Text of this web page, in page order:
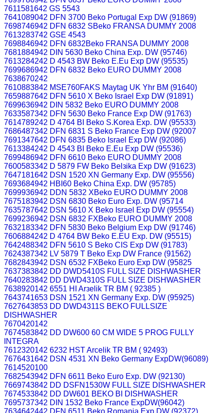
7611581642 GS 5543
7641089042 DFN 3700 Beko Portugal Exp DW (91869)
7698746942 DFN 6832 SBeko FRANSA DUMMY 2008
7613283742 GSE 4543
7698846942 DFN 6832Beko FRANSA DUMMY 2008
7681884942 DIN 5630 Beko China Exp. DW (95746)
7613284242 D 4543 BW Beko E.Eu Exp DW (95535)
7699686942 DFN 6832 Beko EURO DUMMY 2008
7638670242
7610883842 MSE760FAKS Maytag UK Yhr BM (91640)
7659887642 DFN 5610 X Beko Israel Exp DW (91891)
7699636942 DIN 5832 Beko EURO DUMMY 2008
7633587342 DFN 5630 Beko France Exp DW (91763)
7614789242 D 4764 BI Beko S.Korea Exp. DW (95533)
7686487342 DFN 6831 S Beko France Exp DW (92007
7691347642 DFN 6835 Beko Israel Exp DW (92086)
7613384242 D 4543 BI Beko E.Eu Exp DW (95536)
7699486942 DFN 6610 Beko EURO DUMMY 2008
7600583342 D 5879 FW Beko Belзika Exp DW (91623)
7647181642 DSN 1520 XN Germany Exp. DW (95556)
7693684942 HBI60 Beko China Exp. DW (95785)
7699936942 DDN 5832 XBeko EURO DUMMY 2008
7675183942 DSN 6830 Beko Euro Exp. DW (95714
7635787642 DSN 5610 X Beko Israel Exp DW (95554)
7699236942 DSN 6832 FXBeko EURO DUMMY 2008
7632183342 DFN 5830 Beko Belgium Exp DW (91746)
7606884242 D 4764 BW Beko E.EU Exp. DW (95515)
7642488342 DFN 5610 S Beko CIS Exp DW (91783)
7624387342 LV 5879 T Beko Exp DW France (91562)
7682843942 DSN 6532 FXBeko Euro Exp DW (95825
7637383842 DD DWD5410S FULL SIZE DISHWASHER
7640283842 DD DWD4310S FULL SIZE DISHWASHER
7638920142 6551 HI Arзelik TR BM ( 92385 )
7643741653 DSN 1521 XN Germany Exp. DW (95925)
7627643853 DD DWD4311S BEKO FULLSIZE
DISHWASHER
7670420142
7674583842 DD DW600 60 CM WIDE 5 PROG FULLY
INTEGRA
7612320142 6232 HST Arcelik TR BM ( 92493)
7676431642 DSN 4531 XN Beko Germany ExpDW(96089)
7614520100
7682543942 DFN 6611 Beko Euro Exp. DW (92130)
7669743842 DD DSFN1530W FULL SIZE DISHWASHER
7674533842 DD DW601 BEKO BI DISHWASHER
7695737342 DIN 1532 Beko France ExpDW(96042)